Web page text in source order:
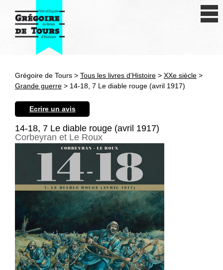
Antiquité
Epoque moderne
Révolution et XIXe siècle
XXe siècle
Autres civilisations
Thématiques
Grégoire de Tours > Tous les livres d'Histoire > XXe siècle >
Grande guerre > 14-18, 7 Le diable rouge (avril 1917)
Ecrire un avis
14-18, 7 Le diable rouge (avril 1917)
Corbeyran et Le Roux